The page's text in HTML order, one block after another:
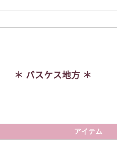
バスケス地方
アイテム